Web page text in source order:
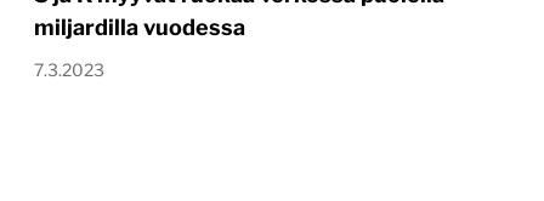
miljardilla vuodessa
7.3.2023